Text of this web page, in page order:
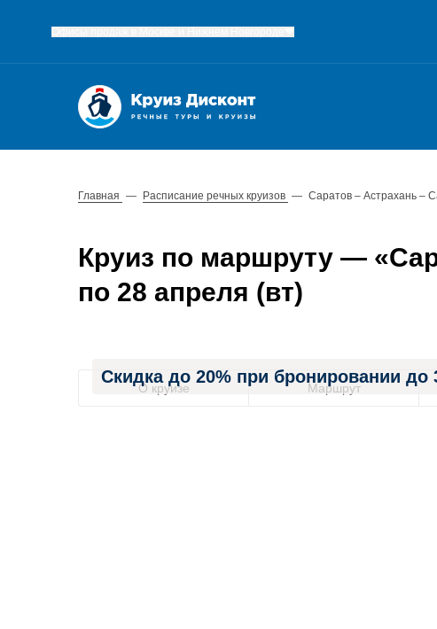
Главная — Расписание речных круизов — Саратов – Астрахань –
Круиз по маршруту —
по 28 апреля (вт)
Скидка до 20% при бронировании до
О круизе Маршрут